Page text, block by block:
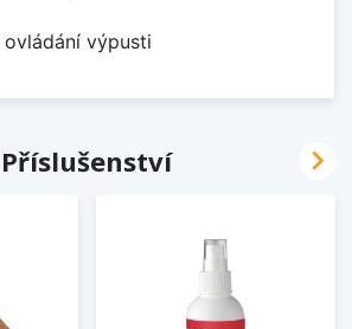
výpusti
Příslušenství 